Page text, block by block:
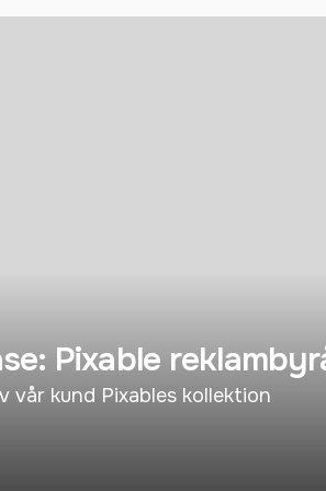
Pixable
vår kund Pixables kollektion